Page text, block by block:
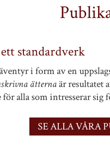
standardverk
i form av en
ätternaär resultatet
alla som intresserar sig
SE ALLA VÅRA